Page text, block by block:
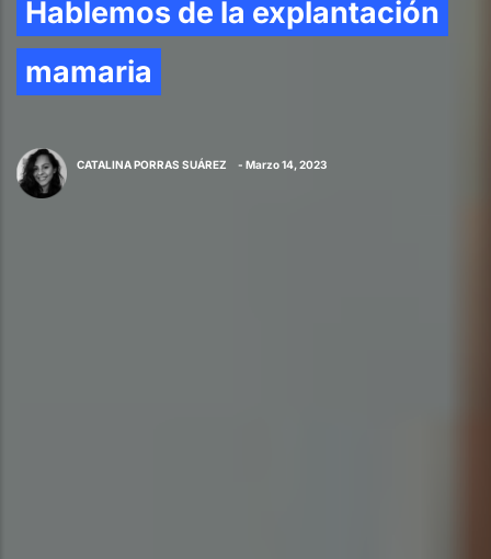
Hablemos de la explantación
mamaria
CATALINA PORRAS SUÁREZ - Marzo 14, 2023